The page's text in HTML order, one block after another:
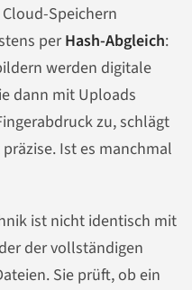
Speichern
perHash-Abgleich:
werden digitale
dann mit Uploads
zu, schlägt
Ist es manchmal
ist nicht identisch mit
der vollständigen
Sie prüft, ob ein